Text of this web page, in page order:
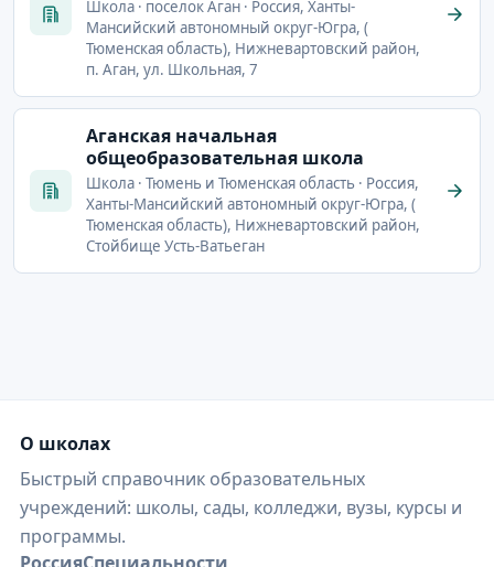
Школа · поселок Аган · Россия, Ханты-
Мансийский автономный округ-Югра, (
Тюменская область), Нижневартовский район,
п. Аган, ул. Школьная, 7
Аганская начальная
общеобразовательная школа
Школа · Тюмень и Тюменская область · Россия,
Ханты-Мансийский автономный округ-Югра, (
Тюменская область), Нижневартовский район,
Стойбище Усть-Ватьеган
О школах
Быстрый справочник образовательных
учреждений: школы, сады, колледжи, вузы, курсы и
программы.